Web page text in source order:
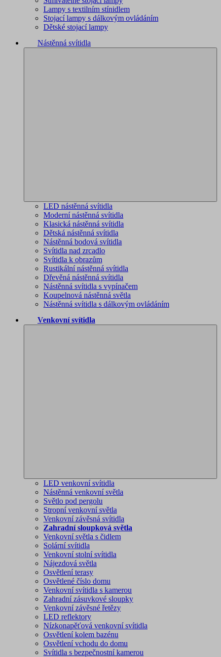
Lampy s textilním stínidlem
Stojací lampy s dálkovým ovládáním
Dětské stojací lampy
Nástěnná svítidla
LED nástěnná svítidla
Moderní nástěnná svítidla
Klasická nástěnná svítidla
Dětská nástěnná svítidla
Nástěnná bodová svítidla
Svítidla nad zrcadlo
Svítidla k obrazům
Rustikální nástěnná svítidla
Dřevěná nástěnná svítidla
Nástěnná svítidla s vypínačem
Koupelnová nástěnná světla
Nástěnná svítidla s dálkovým ovládáním
Venkovní svítidla
LED venkovní svítidla
Nástěnná venkovní světla
Světlo pod pergolu
Stropní venkovní světla
Venkovní závěsná svítidla
Zahradní sloupková světla
Venkovní světla s čidlem
Solární svítidla
Venkovní stolní svítidla
Nájezdová světla
Osvětlení terasy
Osvětlené číslo domu
Venkovní svítidla s kamerou
Zahradní zásuvkové sloupky
Venkovní závěsné řetězy
LED reflektory
Nízkonapěťová venkovní svítidla
Osvětlení kolem bazénu
Osvětlení vchodu do domu
Svítidla s bezpečnostní kamerou